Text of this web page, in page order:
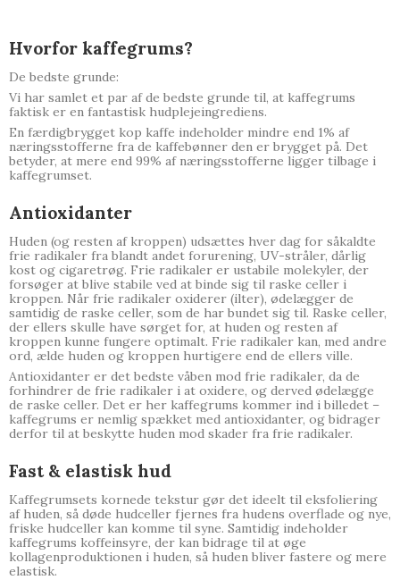
Hvorfor kaffegrums?
De bedste grunde:
Vi har samlet et par af de bedste grunde til, at kaffegrums
faktisk er en fantastisk hudplejeingrediens.
En færdigbrygget kop kaffe indeholder mindre end 1% af
næringsstofferne fra de kaffebønner den er brygget på. Det
betyder, at mere end 99% af næringsstofferne ligger tilbage i
kaffegrumset.
Antioxidanter
Huden (og resten af kroppen) udsættes hver dag for såkaldte
frie radikaler fra blandt andet forurening, UV-stråler, dårlig
kost og cigaretrøg. Frie radikaler er ustabile molekyler, der
forsøger at blive stabile ved at binde sig til raske celler i
kroppen. Når frie radikaler oxiderer (ilter), ødelægger de
samtidig de raske celler, som de har bundet sig til. Raske celler,
der ellers skulle have sørget for, at huden og resten af
kroppen kunne fungere optimalt. Frie radikaler kan, med andre
ord, ælde huden og kroppen hurtigere end de ellers ville.
Antioxidanter er det bedste våben mod frie radikaler, da de
forhindrer de frie radikaler i at oxidere, og derved ødelægge
de raske celler. Det er her kaffegrums kommer ind i billedet –
kaffegrums er nemlig spækket med antioxidanter, og bidrager
derfor til at beskytte huden mod skader fra frie radikaler.
Fast & elastisk hud
Kaffegrumsets kornede tekstur gør det ideelt til eksfoliering
af huden, så døde hudceller fjernes fra hudens overflade og nye,
friske hudceller kan komme til syne. Samtidig indeholder
kaffegrums koffeinsyre, der kan bidrage til at øge
kollagenproduktionen i huden, så huden bliver fastere og mere
elastisk.